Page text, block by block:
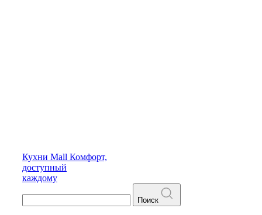
Кухни Mall Комфорт,
доступный
каждому
Поиск